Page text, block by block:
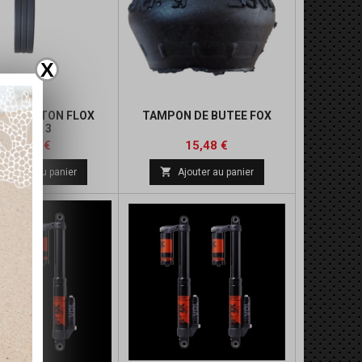
X
DE PISTON FLOX
FLOAT 3
Prix
14,00 €
Ajouter au panier
TAMPON DE BUTEE FOX
Prix
15,48 €
 Ajouter au panier